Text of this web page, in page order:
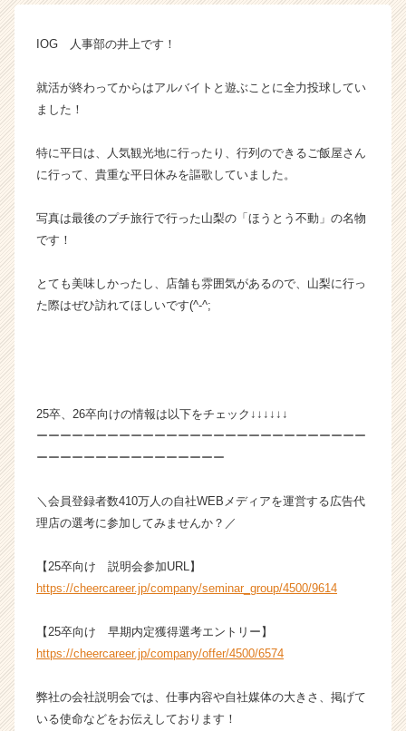
グ
ー
イ
ム
イ
チ
企
カ
ウ
が
届
活
サ
ト
チ
IOG 人事部の井上です！
就活が終わってからはアルバイトと遊ぶことに全力投球してい
ました！
特に平日は、人気観光地に行ったり、行列のできるご飯屋さん
に行って、貴重な平日休みを謳歌していました。
写真は最後のプチ旅行で行った山梨の「ほうとう不動」の名物
です！
とても美味しかったし、店舗も雰囲気があるので、山梨に行っ
た際はぜひ訪れてほしいです(^-^;
25卒、26卒向けの情報は以下をチェック↓↓↓↓↓↓
ーーーーーーーーーーーーーーーーーーーーーーーーーーーー
ーーーーーーーーーーーーーーーー
＼会員登録者数410万人の自社WEBメディアを運営する広告代
理店の選考に参加してみませんか？／
【25卒向け 説明会参加URL】
https://cheercareer.jp/company/seminar_group/4500/9614
【25卒向け 早期内定獲得選考エントリー】
https://cheercareer.jp/company/offer/4500/6574
弊社の会社説明会では、仕事内容や自社媒体の大きさ、掲げて
いる使命などをお伝えしております！